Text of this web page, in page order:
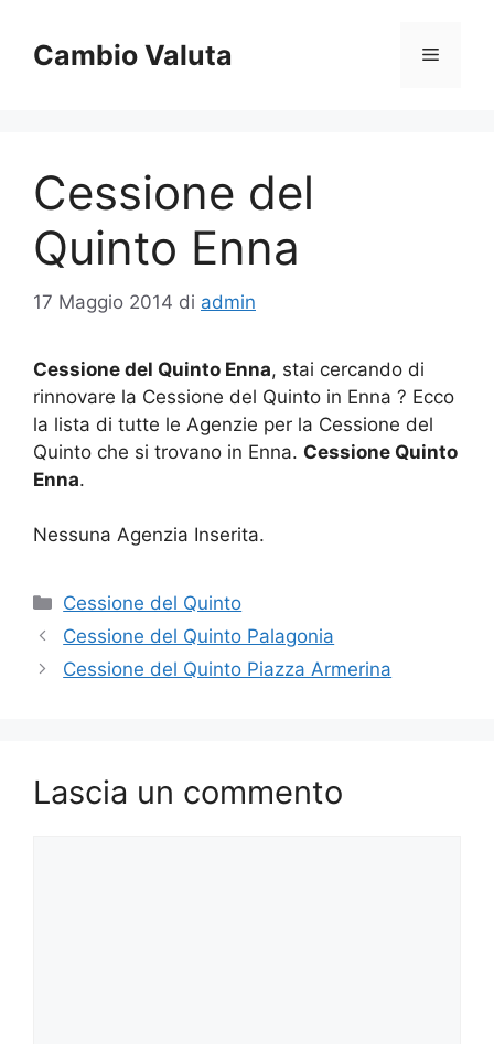
contenuto
Cambio Valuta Menu
Cessione del
Quinto Enna
17 Maggio 2014 di admin
Cessione del Quinto Enna, stai cercando di
rinnovare la Cessione del Quinto in Enna ? Ecco
la lista di tutte le Agenzie per la Cessione del
Quinto che si trovano in Enna. Cessione Quinto
Enna.
Nessuna Agenzia Inserita.
Categorie
Cessione del Quinto
Cessione del Quinto Palagonia
Cessione del Quinto Piazza Armerina
Lascia un commento